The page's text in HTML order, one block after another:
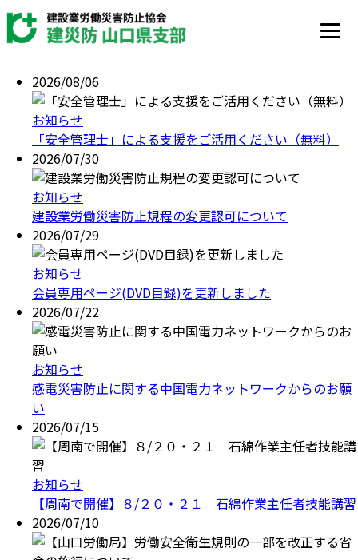
お知らせ 一覧
2026/08/06
お知らせ
「安全管理士」による支援をご活用ください（無料）
2026/07/30
お知らせ
建設業労働災害防止規程の変更認可について
2026/07/29
お知らせ
会員専用ページ(DVD目録)を更新しました
2026/07/22
お知らせ
感電災害防止に関する中国電力ネットワークからのお願
い
2026/07/15
お知らせ
【周南で開催】８/２０・２１ 石綿作業主任者技能講習
2026/07/10